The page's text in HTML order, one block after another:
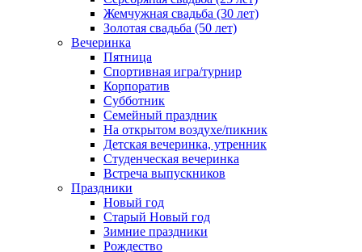
Жемчужная свадьба (30 лет)
Золотая свадьба (50 лет)
Вечеринка
Пятница
Спортивная игра/турнир
Корпоратив
Субботник
Семейный праздник
На открытом воздухе/пикник
Детская вечеринка, утренник
Студенческая вечеринка
Встреча выпускников
Праздники
Новый год
Старый Новый год
Зимние праздники
Рождество